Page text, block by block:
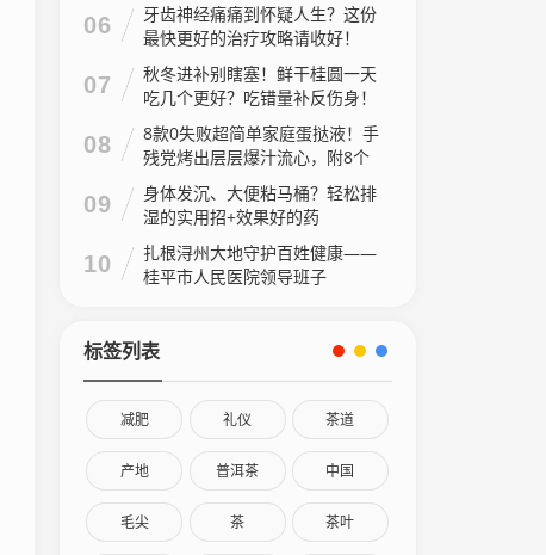
06
牙齿神经痛痛到怀疑人生？这份
最快更好的治疗攻略请收好！
07
秋冬进补别瞎塞！鲜干桂圆一天
吃几个更好？吃错量补反伤身！
08
8款0失败超简单家庭蛋挞液！手
残党烤出层层爆汁流心，附8个
家庭做法视频
09
身体发沉、大便粘马桶？轻松排
湿的实用招+效果好的药
10
扎根浔州大地守护百姓健康——
桂平市人民医院领导班子
标签列表
减肥 礼仪 茶道
产地 普洱茶 中国
毛尖 茶 茶叶